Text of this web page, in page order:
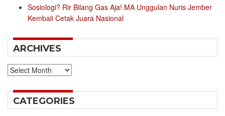
Sosiologi? Rir Bilang Gas Aja! MA Unggulan Nuris Jember
Kembali Cetak Juara Nasional
ARCHIVES
Archives
CATEGORIES